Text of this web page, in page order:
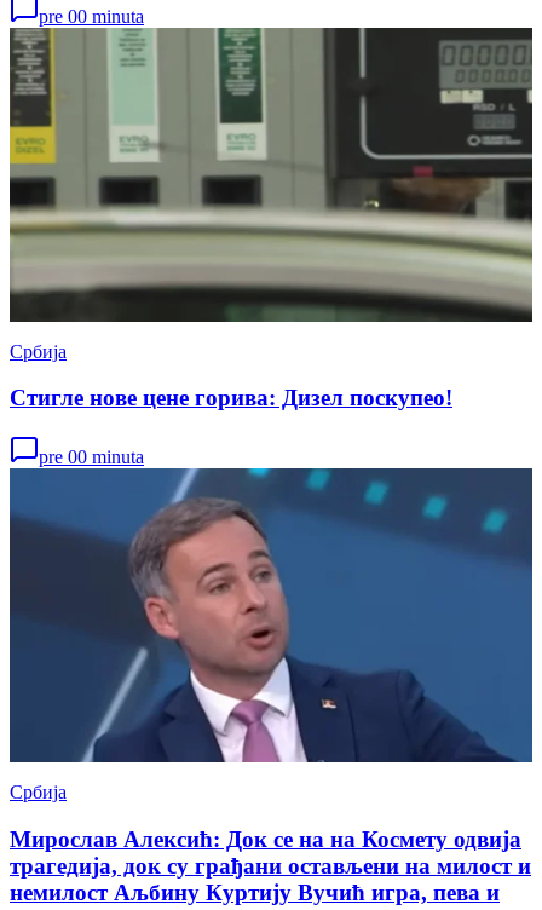
pre 00 minuta
Србија
Стигле нове цене горива: Дизел поскупео!
pre 00 minuta
Србија
Мирослав Алексић: Док се на на Космету одвија
трагедија, док су грађани остављени на милост и
немилост Аљбину Куртију Вучић игра, пева и